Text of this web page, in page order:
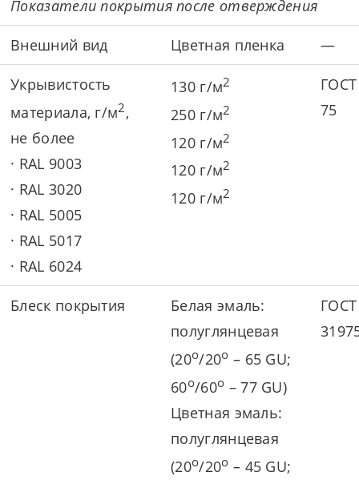
Показатели покрытия после отверждения
Внешний вид Цветная пленка —
Укрывистость
материала, г/м2,
не более
· RAL 9003
· RAL 3020
· RAL 5005
· RAL 5017
· RAL 6024
130 г/м2
250 г/м2
120 г/м2
120 г/м2
120 г/м2
75
Блеск покрытия
Белая эмаль:
полуглянцевая
(20о/20о – 65 GU;
60о/60о – 77 GU)
Цветная эмаль:
полуглянцевая
(20о/20о – 45 GU;
ГОСТ